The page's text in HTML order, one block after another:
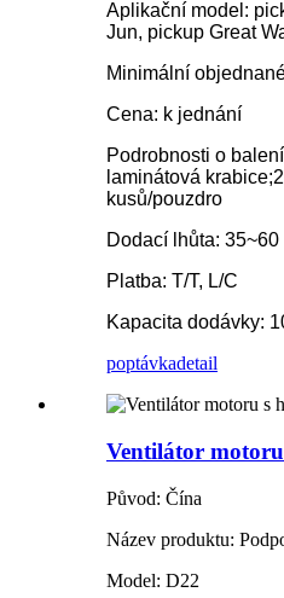
Aplikační model:
Jun, pickup Great
Minimální
Cena: k jednání
Podrobnosti o
laminátová
kusů/pouzdro
Dodací lhůta:
Platba: T/T, L/C
Kapacita dodávky:
poptávkadetail
Ventilátor
Původ: Čína
Název produktu:
Model: D22